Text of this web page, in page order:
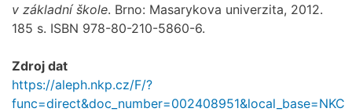
v základní škole. Brno: Masarykova univerzita, 2012.
185 s. ISBN 978-80-210-5860-6.
Zdroj dat
https://aleph.nkp.cz/F/?
func=direct&doc_number=002408951&local_base=NKC